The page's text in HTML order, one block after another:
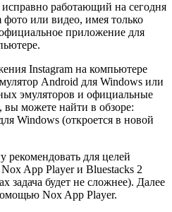
работающий на сегодня
или видео, имея только
приложение для
Instagram на компьютере
Android для Windows или
эмуляторов и официальные
вы можете найти в обзоре:
Windows (откроется в новой
рекомендовать для целей
App Player и Bluestacks 2
задача будет не сложнее). Далее
Nox App Player.